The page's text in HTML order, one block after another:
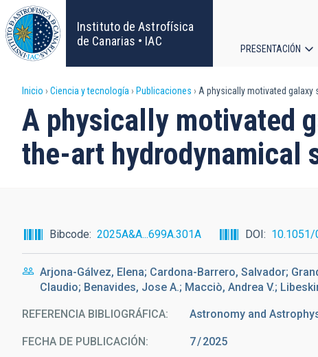
Pasar
al
contenido
principal
Instituto de Astrofísica
de Canarias • IAC
principal
PRESENTACIÓN
Sobrescribir
enlaces
de
a
la
navegación
Inicio Ciencia y tecnología Publicaciones A physically motivated
A physically motivated
the-art hydrodynamical
Bibcode 2025A&A...699A.301A DOI
Arjona-Gálvez, Elena; Cardona-Barrero, Salvador;
Claudio; Benavides, Jose A.; Macciò, Andrea V.;
REFERENCIA BIBLIOGRÁFICA Astronomy and
FECHA DE PUBLICACIÓN: 7 2025